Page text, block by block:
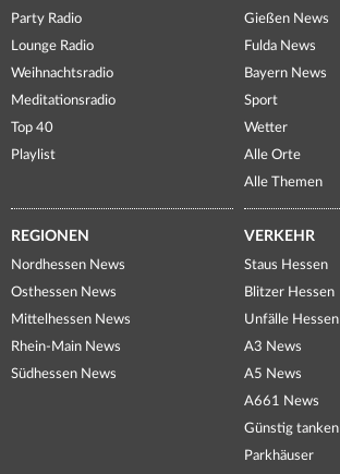
Party Radio
Lounge Radio
Weihnachtsradio
Meditationsradio
Top 40
Playlist
Gießen News
Fulda News
Bayern News
Sport
Wetter
Alle Orte
Alle Themen
REGIONEN
Nordhessen News
Osthessen News
Mittelhessen News
Rhein-Main News
Südhessen News
VERKEHR
Staus Hessen
Blitzer Hessen
Unfälle Hessen
A3 News
A5 News
A661 News
Günstig tanken
Parkhäuser